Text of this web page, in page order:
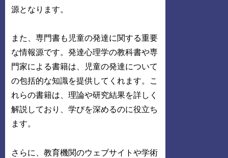
源となります。
また、専門書も児童の発達に関する重要
な情報源です。発達心理学の教科書や専
門家による書籍は、児童の発達について
の包括的な知識を提供してくれます。こ
れらの書籍は、理論や研究結果を詳しく
解説しており、学びを深めるのに役立ち
ます。
さらに、教育機関のウェブサイトや学術